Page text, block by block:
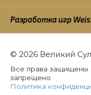
Разработка игр
© 2026 Великий
Все права
запрещено.
Политика